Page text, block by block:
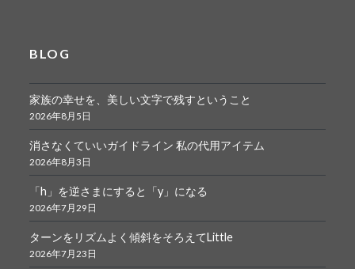
BLOG
家族の幸せを、美しい文字で残すということ
2026年8月5日
消さなくていいガイドライン 私の代用アイテム
2026年8月3日
「h」を逆さまにすると「y」になる
2026年7月29日
ターンをリズムよく傾斜をそろえてLittle
2026年7月23日